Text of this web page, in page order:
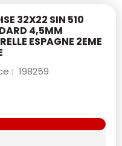
32X22 SIN 510
4,5MM
ESPAGNE 2EME
: 198259